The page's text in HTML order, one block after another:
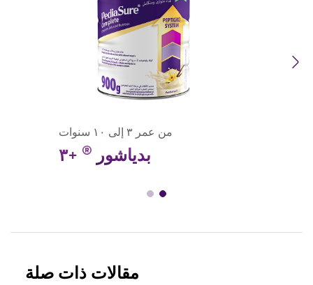
Previous
من عمر ٣ إلى ١٠ سنوات
بدياشور ® +٣
مقالات ذات صلة